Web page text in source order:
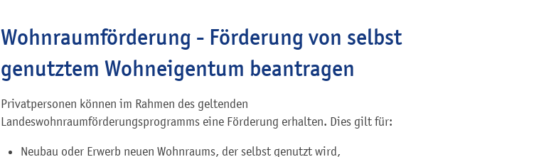
Wohnraumförderung - Förderung von selbst
genutztem Wohneigentum beantragen
Privatpersonen können im Rahmen des geltenden
Landeswohnraumförderungsprogramms eine Förderung erhalten. Dies gilt für:
Neubau oder Erwerb neuen Wohnraums, der selbst genutzt wird,